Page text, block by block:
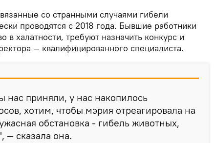
со странными случаями гибели
проводятся с 2018 года. Бывшие работники
в халатности, требуют назначить конкурс и
— квалифицированного специалиста.
нас приняли, у нас накопилось
хотим, чтобы мэрия отреагировала на
обстановка - гибель животных,
— сказала она.